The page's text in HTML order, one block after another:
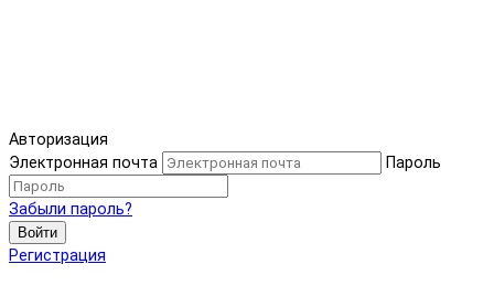
Авторизация
Электронная почта
Пароль
Забыли пароль?
Войти
Регистрация